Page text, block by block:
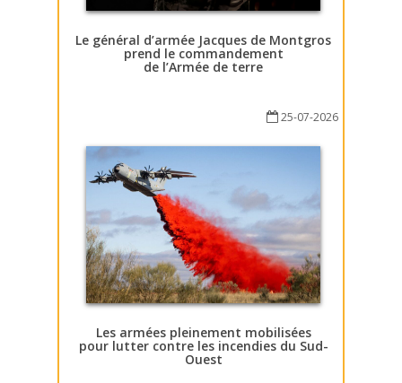
Le général d’armée Jacques de Montgros
prend le commandement
de l’Armée de terre
25-07-2026
Les armées pleinement mobilisées
pour lutter contre les incendies du Sud-
Ouest